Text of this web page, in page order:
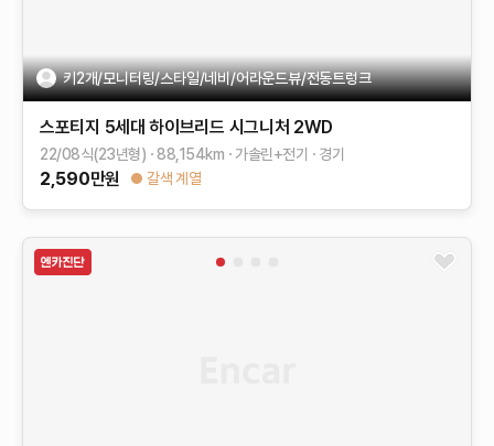
키2개/모니터링/스타일/네비/어라운드뷰/전동트렁크
스포티지 5세대 하이브리드 시그니처 2WD
22/08식(23년형) 88,154km 가솔린+전기 경기
2,590만원 갈색 계열